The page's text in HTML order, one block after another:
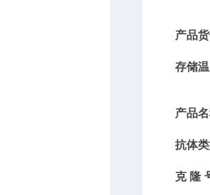
产品
存储
产品
抗体
克 隆